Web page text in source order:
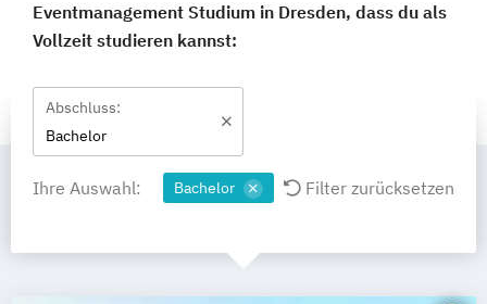
Eventmanagement Studium in Dresden, dass du als
Vollzeit studieren kannst:
Abschluss:
Bachelor
Ihre Auswahl: Bachelor Filter zurücksetzen